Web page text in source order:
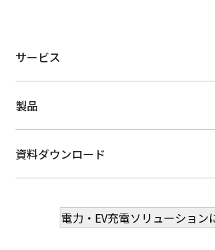
サービス
製品
資料ダウンロード
電力・EV充電ソリューション